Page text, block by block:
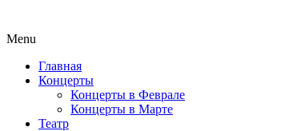
Menu
Главная
Концерты
Концерты в Феврале
Концерты в Марте
Театр